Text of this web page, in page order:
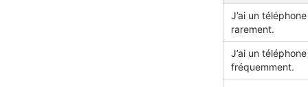
J’ai un
rarement.
J’ai un
fréquemment.